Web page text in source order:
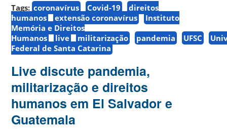
Tags: coronavírus Covid-19
direitos
humanos
extensão coronavírus
Instituto
Memória e Direitos
Humanos
live militarização pandemia UFSC
Federal de Santa Catarina
Live discute pandemia,
militarização e direitos
humanos em El Salvador e
Guatemala